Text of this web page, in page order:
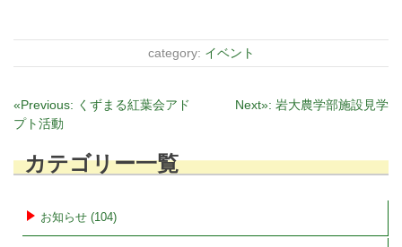
category: イベント
投
稿
ナ
ビ
ー
«Previous: くずまる紅葉会アド
プト活動
Next»: 岩大農学部施設見学
カテゴリー一覧
お知らせ (104)